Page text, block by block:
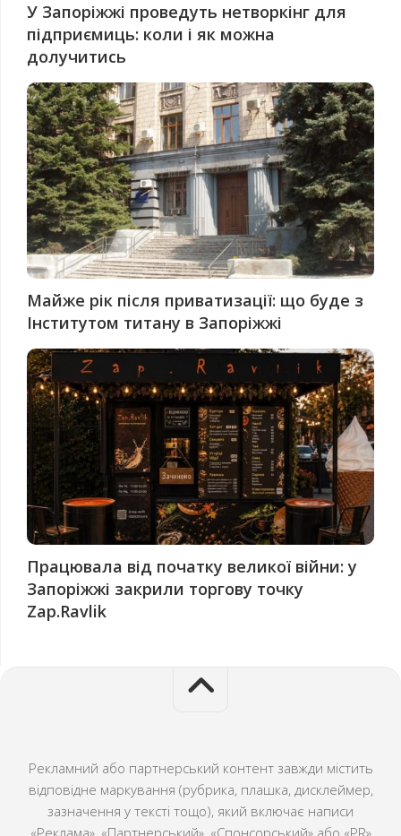
У Запоріжжі проведуть нетворкінг для
підприємиць: коли і як можна
долучитись
Майже рік після приватизації: що буде з
Інститутом титану в Запоріжжі
Працювала від початку великої війни: у
Запоріжжі закрили торгову точку
Zap.Ravlik
Рекламний або партнерський контент завжди містить
відповідне маркування (рубрика, плашка, дисклеймер,
зазначення у тексті тощо), який включає написи
«Реклама», «Партнерський», «Спонсорський» або «PR»